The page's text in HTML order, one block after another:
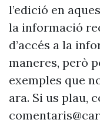
l’edició en
la informació
d’accés a la
maneres, però
exemples que
ara. Si us plau,